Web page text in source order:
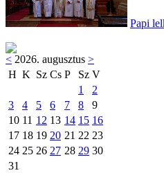
Papi
< 2026. augusztus >
H K Sz Cs P Sz V
1
2
3
4 5 6 7 8
9
10 11 12 13 14 15 16
17 18 19 20 21 22 23
24 25 26 27 28 29 30
31